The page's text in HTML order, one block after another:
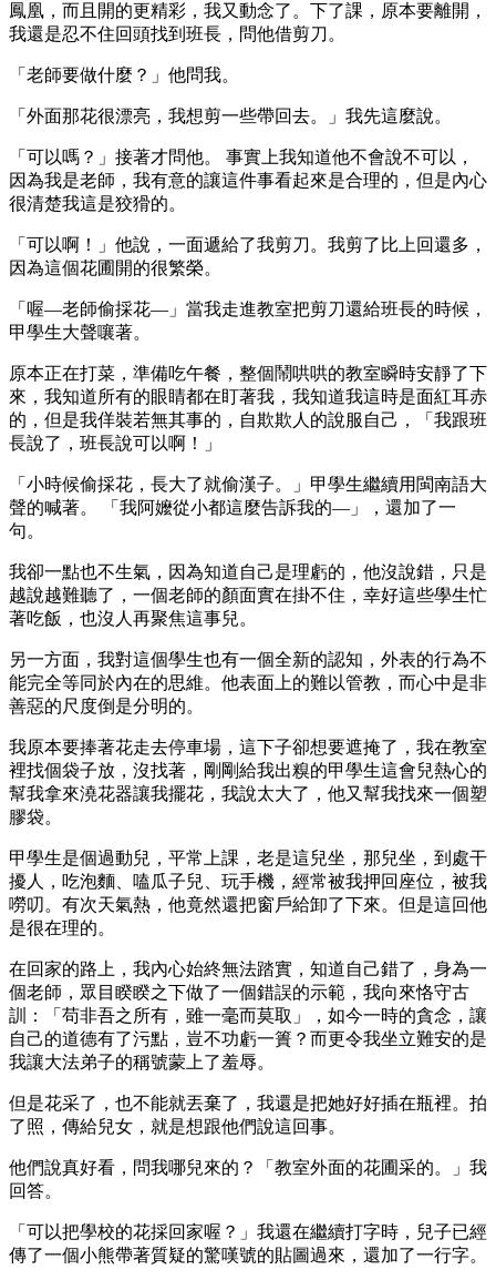
鳳凰，而且開的更精彩，我又動念了。下了課，原本要離開，
我還是忍不住回頭找到班長，問他借剪刀。
「老師要做什麼？」他問我。
「外面那花很漂亮，我想剪一些帶回去。」我先這麼說。
「可以嗎？」接著才問他。 事實上我知道他不會說不可以，
因為我是老師，我有意的讓這件事看起來是合理的，但是內心
很清楚我這是狡猾的。
「可以啊！」他說，一面遞給了我剪刀。我剪了比上回還多，
因為這個花圃開的很繁榮。
「喔—老師偷採花—」當我走進教室把剪刀還給班長的時候，
甲學生大聲嚷著。
原本正在打菜，準備吃午餐，整個鬧哄哄的教室瞬時安靜了下
來，我知道所有的眼睛都在盯著我，我知道我這時是面紅耳赤
的，但是我佯裝若無其事的，自欺欺人的說服自己，「我跟班
長說了，班長說可以啊！」
「小時候偷採花，長大了就偷漢子。」甲學生繼續用閩南語大
聲的喊著。 「我阿嬤從小都這麼告訴我的—」，還加了一
句。
我卻一點也不生氣，因為知道自己是理虧的，他沒說錯，只是
越說越難聽了，一個老師的顏面實在掛不住，幸好這些學生忙
著吃飯，也沒人再聚焦這事兒。
另一方面，我對這個學生也有一個全新的認知，外表的行為不
能完全等同於內在的思維。他表面上的難以管教，而心中是非
善惡的尺度倒是分明的。
我原本要捧著花走去停車場，這下子卻想要遮掩了，我在教室
裡找個袋子放，沒找著，剛剛給我出糗的甲學生這會兒熱心的
幫我拿來澆花器讓我擺花，我說太大了，他又幫我找來一個塑
膠袋。
甲學生是個過動兒，平常上課，老是這兒坐，那兒坐，到處干
擾人，吃泡麵、嗑瓜子兒、玩手機，經常被我押回座位，被我
嘮叨。有次天氣熱，他竟然還把窗戶給卸了下來。但是這回他
是很在理的。
在回家的路上，我內心始終無法踏實，知道自己錯了，身為一
個老師，眾目睽睽之下做了一個錯誤的示範，我向來恪守古
訓：「苟非吾之所有，雖一毫而莫取」，如今一時的貪念，讓
自己的道德有了污點，豈不功虧一簣？而更令我坐立難安的是
我讓大法弟子的稱號蒙上了羞辱。
但是花采了，也不能就丟棄了，我還是把她好好插在瓶裡。拍
了照，傳給兒女，就是想跟他們說這回事。
他們說真好看，問我哪兒來的？「教室外面的花圃采的。」我
回答。
「可以把學校的花採回家喔？」我還在繼續打字時，兒子已經
傳了一個小熊帶著質疑的驚嘆號的貼圖過來，還加了一行字。